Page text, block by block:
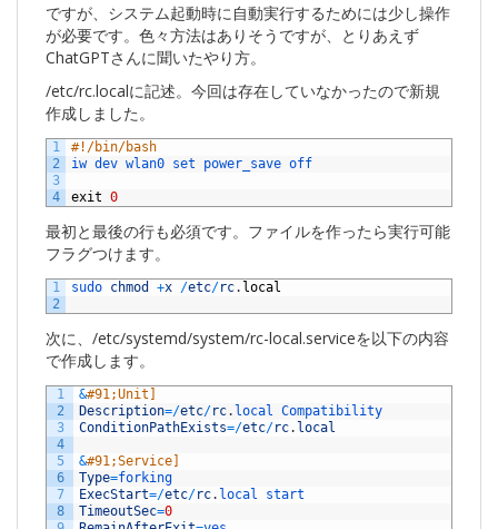
ですが、システム起動時に自動実行するためには少し操作
が必要です。色々方法はありそうですが、とりあえず
ChatGPTさんに聞いたやり方。
/etc/rc.localに記述。今回は存在していなかったので新規
作成しました。
1
2
3
4
#!/bin/bash
iw dev wlan0 set power_save off
exit 0
最初と最後の行も必須です。ファイルを作ったら実行可能
フラグつけます。
1
2
sudo chmod +x /etc/rc. local
次に、/etc/systemd/system/rc-local.serviceを以下の内容
で作成します。
1
2
3
4
5
6
7
8
&#91;Unit]
Description=/etc/rc. local Compatibility
ConditionPathExists=/etc/rc. local
&#91;Service]
Type=forking
ExecStart=/etc/rc. local start
TimeoutSec=0